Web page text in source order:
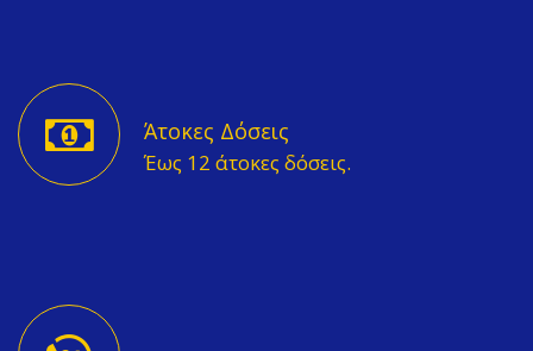
Άτοκες Δόσεις
Έως 12 άτοκες δόσεις.